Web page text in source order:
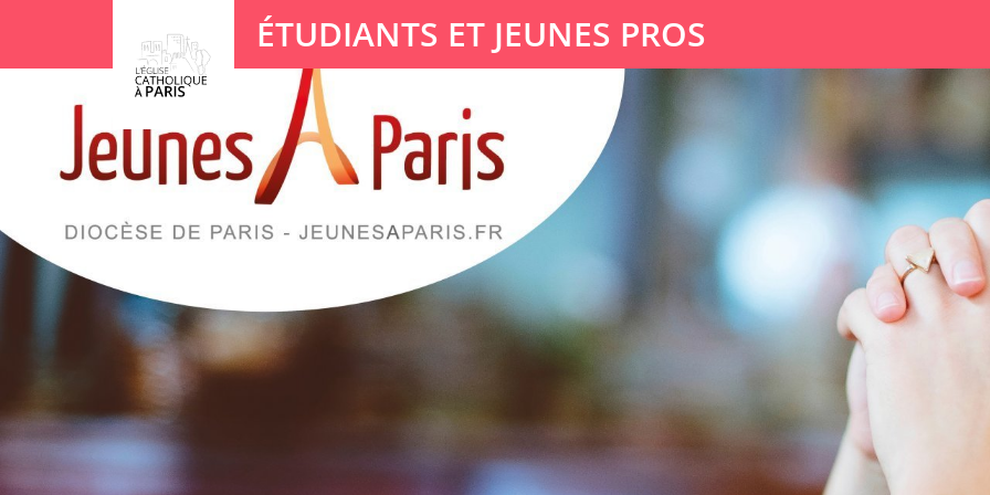
ÉTUDIANTS ET JEUNES PROS
Votre recherche
Panneau de gestion des cookies